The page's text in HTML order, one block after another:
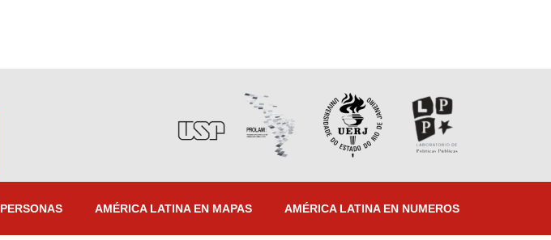
PERSONAS AMÉRICA LATINA EN MAPAS AMÉRICA LATINA EN NUMEROS